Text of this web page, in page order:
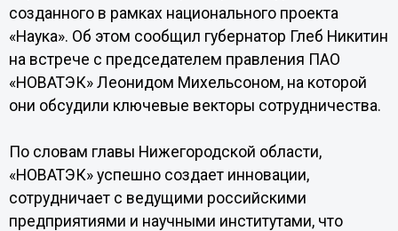
созданного в рамках национального проекта
«Наука». Об этом сообщил губернатор Глеб Никитин
на встрече с председателем правления ПАО
«НОВАТЭК» Леонидом Михельсоном, на которой
они обсудили ключевые векторы сотрудничества.
По словам главы Нижегородской области,
«НОВАТЭК» успешно создает инновации,
сотрудничает с ведущими российскими
предприятиями и научными институтами, что